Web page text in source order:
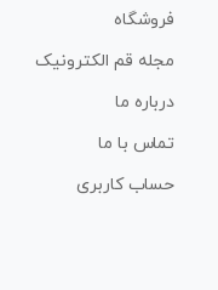
فروشگاه
مجله قم الکترونیک
درباره ما
تماس با ما
حساب کاربری